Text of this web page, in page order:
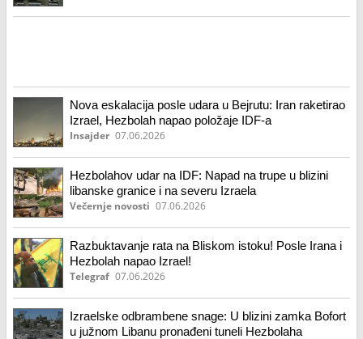
Nova eskalacija posle udara u Bejrutu: Iran raketirao
Izrael, Hezbolah napao položaje IDF-a
Insajder 07.06.2026
Hezbolahov udar na IDF: Napad na trupe u blizini
libanske granice i na severu Izraela
Večernje novosti 07.06.2026
Razbuktavanje rata na Bliskom istoku! Posle Irana i
Hezbolah napao Izrael!
Telegraf 07.06.2026
Izraelske odbrambene snage: U blizini zamka Bofort
u južnom Libanu pronađeni tuneli Hezbolaha